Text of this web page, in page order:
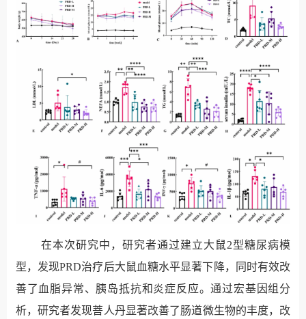
在本次研究中，研究者通过建立大鼠 2型糖尿病模
型，发现PRD治疗后大鼠血糖水平显著下降，同时有效改
善了血脂异常、胰岛抵抗和炎症反应。通过宏基因组分
析，研究者发现菩人丹显著改善了肠道微生物的丰度， 改